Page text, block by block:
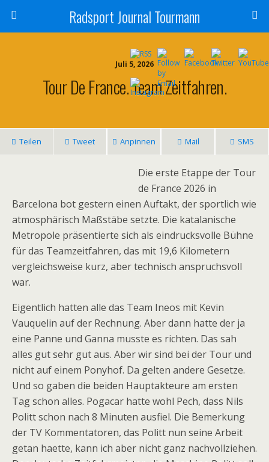
Radsport Journal Tourmann
Juli 5, 2026
Tour De France. Team Zeitfahren.
Teilen Tweet Anpinnen Mail SMS
Die erste Etappe der Tour
de France 2026 in
Barcelona bot gestern einen Auftakt, der sportlich wie
atmosphärisch Maßstäbe setzte. Die katalanische
Metropole präsentierte sich als eindrucksvolle Bühne
für das Teamzeitfahren, das mit 19,6 Kilometern
vergleichsweise kurz, aber technisch anspruchsvoll
war.
Eigentlich hatten alle das Team Ineos mit Kevin
Vauquelin auf der Rechnung. Aber dann hatte der ja
eine Panne und Ganna musste es richten. Das sah
alles gut sehr gut aus. Aber wir sind bei der Tour und
nicht auf einem Ponyhof. Da gelten andere Gesetze.
Und so gaben die beiden Hauptakteure am ersten
Tag schon alles. Pogacar hatte wohl Pech, dass Nils
Politt schon nach 8 Minuten ausfiel. Die Bemerkung
der TV Kommentatoren, das Politt nun seine Arbeit
getan haette, kann ich aber nicht ganz nachvollziehen.